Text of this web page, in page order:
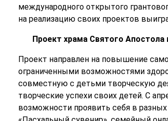
международного открытого
на реализацию своих проектов
Проект храма Святого Апостола
Проект направлен на повышение
ограниченными возможностями
совместную с детьми творческую
творческие успехи своих детей. С
возможности проявить себя в